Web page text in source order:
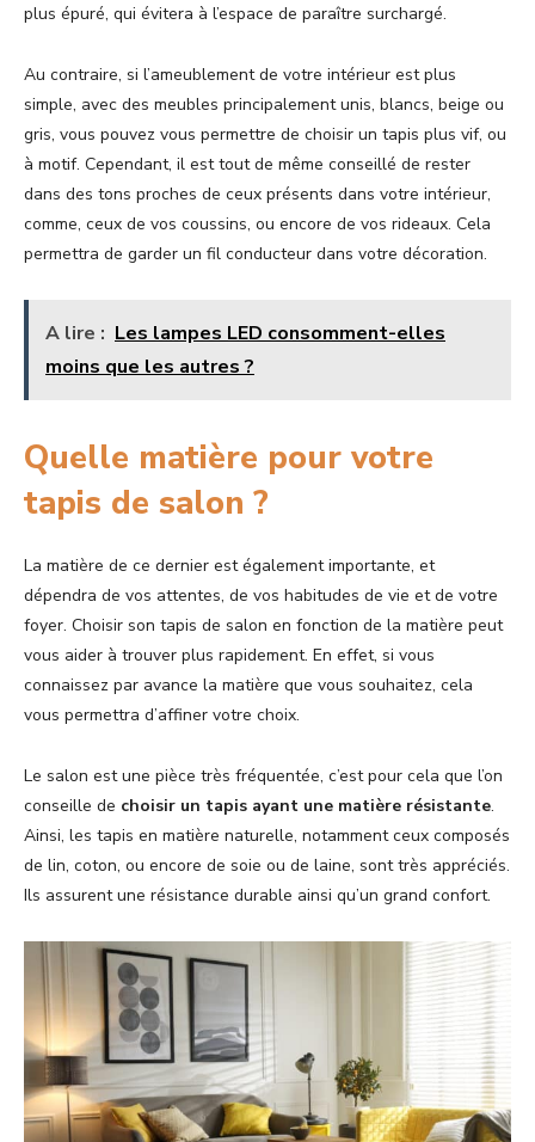
plus épuré, qui évitera à l’espace de paraître surchargé.
Au contraire, si l’ameublement de votre intérieur est plus
simple, avec des meubles principalement unis, blancs, beige ou
gris, vous pouvez vous permettre de choisir un tapis plus vif, ou
à motif. Cependant, il est tout de même conseillé de rester
dans des tons proches de ceux présents dans votre intérieur,
comme, ceux de vos coussins, ou encore de vos rideaux. Cela
permettra de garder un fil conducteur dans votre décoration.
A lire : Les lampes LED consomment-elles
moins que les autres ?
Quelle matière pour votre
tapis de salon ?
La matière de ce dernier est également importante, et
dépendra de vos attentes, de vos habitudes de vie et de votre
foyer. Choisir son tapis de salon en fonction de la matière peut
vous aider à trouver plus rapidement. En effet, si vous
connaissez par avance la matière que vous souhaitez, cela
vous permettra d’affiner votre choix.
Le salon est une pièce très fréquentée, c’est pour cela que l’on
conseille de choisir un tapis ayant une matière résistante.
Ainsi, les tapis en matière naturelle, notamment ceux composés
de lin, coton, ou encore de soie ou de laine, sont très appréciés.
Ils assurent une résistance durable ainsi qu’un grand confort.